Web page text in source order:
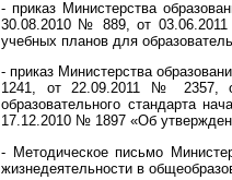
- приказ Министерства
30.08.2010 № 889, от
учебных планов для
- приказ Министерства
1241, от 22.09.2011 № 2357,
образовательного стандарта
17.12.2010 № 1897 «Об
- Методическое письмо
жизнедеятельности в